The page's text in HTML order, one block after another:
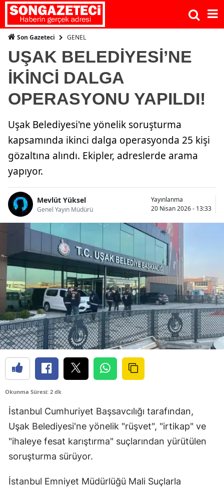
Son Gazeteci GENEL
UŞAK BELEDİYESİ’NE
İKİNCİ DALGA
OPERASYONU YAPILDI!
Uşak Belediyesi'ne yönelik soruşturma
kapsamında ikinci dalga operasyonda 25 kişi
gözaltına alındı. Ekipler, adreslerde arama
yapıyor.
Mevlüt Yüksel
Genel Yayın Müdürü
Yayınlanma
20 Nisan 2026 - 13:33
Okunma Süresi: 2 dk
İstanbul Cumhuriyet Başsavcılığı tarafından,
Uşak Belediyesi'ne yönelik "rüşvet", "irtikap" ve
"ihaleye fesat karıştırma" suçlarından yürütülen
soruşturma sürüyor.
İstanbul Emniyet Müdürlüğü Mali Suçlarla